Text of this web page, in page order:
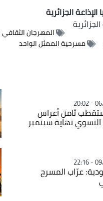
الجزائرية
المهرجان
مسرحية الممثل الواحد
06/
ثامن أعراس
نهاية سبتمبر
09/
عرّاب المسرح